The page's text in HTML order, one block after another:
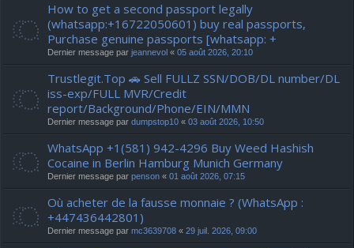
How to get a second passport legally
(whatsapp:+16722050601) buy real passports,
Purchase genuine passports [whatsapp: +
Dernier message par jeannevol « 05 août 2026, 20:10
Trustlegit.Top 🚗 Sell FULLZ SSN/DOB/DL number/DL
iss-exp/FULL MVR/Credit
report/Background/Phone/EIN/MMN
Dernier message par dumpstop10 « 03 août 2026, 10:50
WhatsApp +1(581) 942-4296 Buy Weed Hashish
Cocaine in Berlin Hamburg Munich Germany
Dernier message par penson « 01 août 2026, 07:15
Où acheter de la fausse monnaie ? (WhatsApp :
+447436442801)
Dernier message par mc3639708 « 29 juil. 2026, 09:00